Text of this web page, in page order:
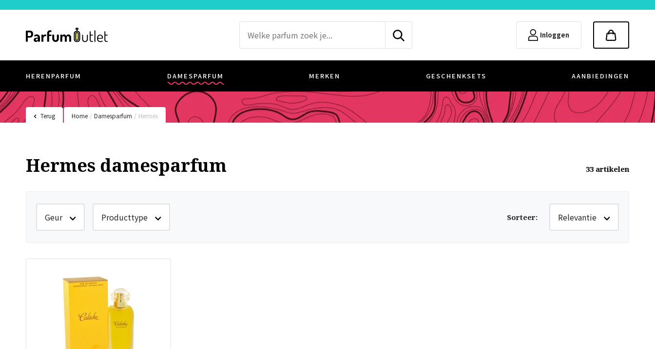
Inloggen
HERENPARFUM DAMESPARFUM MERKEN GESCHENKSETS AANBIEDINGEN
Terug Home / Damesparfum / Hermes
Hermes damesparfum 33 artikelen
Geur Producttype Sorteer: Relevantie